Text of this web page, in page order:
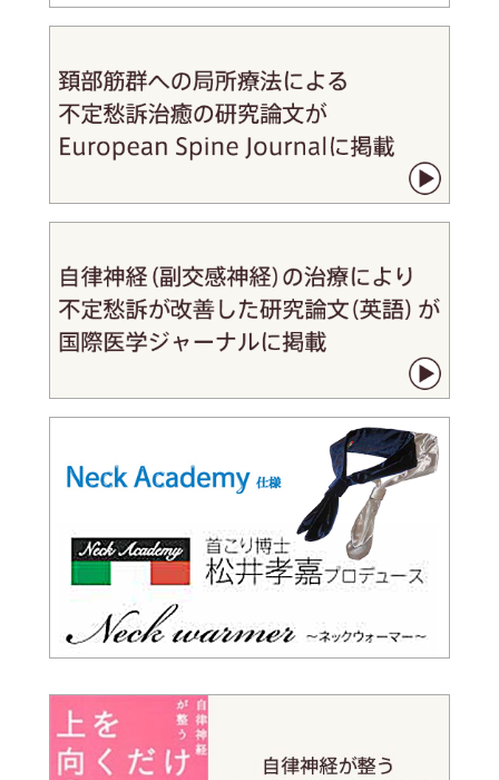
HealthPress（ヘルスプレス）に、ムチウチに伴う数々の不定愁
訴治療に関する取材記事「画像診断できない難治性のむちうち症
を独自の治療法で改善」が掲載されました。
2019年6月26日
難治性むち
打ち症、首の緊張緩和で不定愁訴改善 東京脳神経センターなど
」が掲載されました
2019年6月26日
朝日新聞に「難治性むち打ち症、首の緊張緩和で首の不定愁訴改
」の記事が掲載されました。
2019年6月14日
むち打ち
による全身症状、東京脳神経センターなどが一端解明」が掲載さ
れました
日本経済新聞（夕）に「むち打ちで不調 神経が原因か」の記事
2019年6月13日
メディカルトリビューン（電子版）に松井先生が確立した首こり
病の治療に関する研究論文を受け“「難治性むち打ち症の原因療
法確立へ突破口」頸局所への物理療法で全身の不定愁訴が80％以
”の記事が掲載されました。
2019年6月5日
全身の不定愁訴を伴う「むち打ち症」の病態解明・原因療法確立
への突破口
2019年6月5日